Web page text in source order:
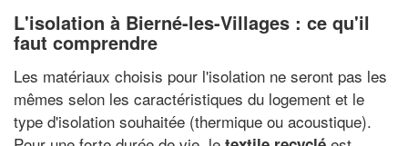
L'isolation à Bierné-les-Villages : ce qu'il
faut comprendre
Les matériaux choisis pour l'isolation ne seront pas les
mêmes selon les caractéristiques du logement et le
type d'isolation souhaitée (thermique ou acoustique).